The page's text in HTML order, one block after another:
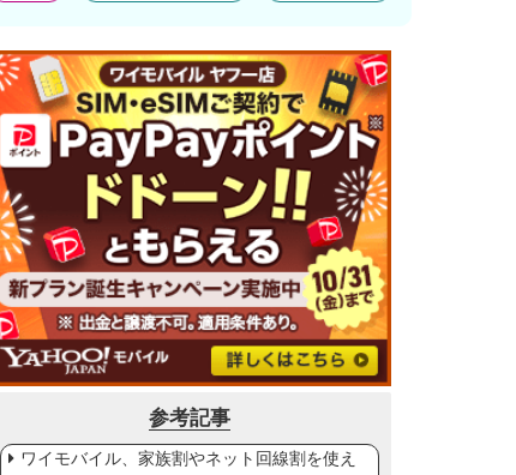
参考記事
ワイモバイル、家族割やネット回線割を使え